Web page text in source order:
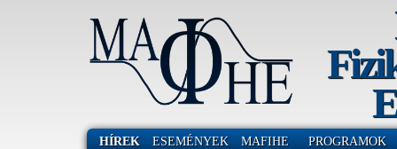
HÍREK ESEMÉNYEK MAFIHE PROGRAMOK